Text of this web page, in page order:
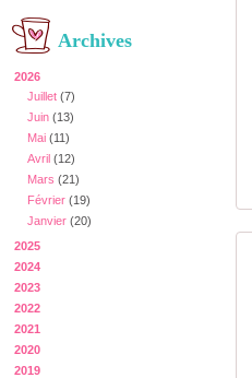
Archives
2026
Juillet (7)
Juin (13)
Mai (11)
Avril (12)
Mars (21)
Février (19)
Janvier (20)
2025
2024
2023
2022
2021
2020
2019